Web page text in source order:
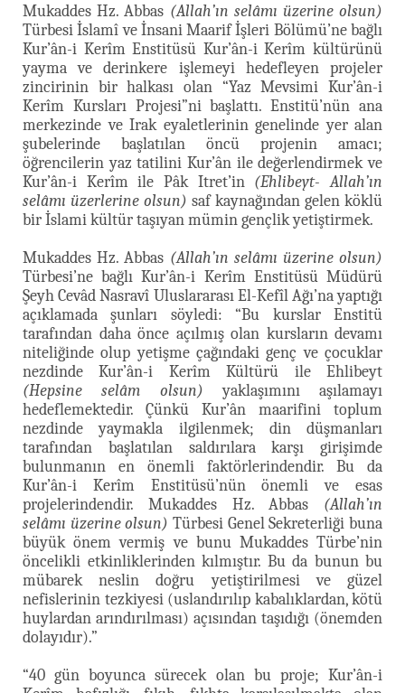
Mukaddes Hz. Abbas (Allah’ın selâmı üzerine olsun)
Türbesi İslamî ve İnsani Maarif İşleri Bölümü’ne bağlı
Kur’ân-i Kerîm Enstitüsü Kur’ân-i Kerîm kültürünü
yayma ve derinkere işlemeyi hedefleyen projeler
zincirinin bir halkası olan “Yaz Mevsimi Kur’ân-i
Kerîm Kursları Projesi”ni başlattı. Enstitü’nün ana
merkezinde ve Irak eyaletlerinin genelinde yer alan
şubelerinde başlatılan öncü projenin amacı;
öğrencilerin yaz tatilini Kur’ân ile değerlendirmek ve
Kur’ân-i Kerîm ile Pâk Itret’in (Ehlibeyt- Allah’ın
selâmı üzerlerine olsun) saf kaynağından gelen köklü
bir İslami kültür taşıyan mümin gençlik yetiştirmek.
Mukaddes Hz. Abbas (Allah’ın selâmı üzerine olsun)
Türbesi’ne bağlı Kur’ân-i Kerîm Enstitüsü Müdürü
Şeyh Cevâd Nasravî Uluslararası El-Kefîl Ağı’na yaptığı
açıklamada şunları söyledi: “Bu kurslar Enstitü
tarafından daha önce açılmış olan kursların devamı
niteliğinde olup yetişme çağındaki genç ve çocuklar
nezdinde Kur’ân-i Kerîm Kültürü ile Ehlibeyt
(Hepsine selâm olsun) yaklaşımını aşılamayı
hedeflemektedir. Çünkü Kur’ân maarifini toplum
nezdinde yaymakla ilgilenmek; din düşmanları
tarafından başlatılan saldırılara karşı girişimde
bulunmanın en önemli faktörlerindendir. Bu da
Kur’ân-i Kerîm Enstitüsü’nün önemli ve esas
projelerindendir. Mukaddes Hz. Abbas (Allah’ın
selâmı üzerine olsun) Türbesi Genel Sekreterliği buna
büyük önem vermiş ve bunu Mukaddes Türbe’nin
öncelikli etkinliklerinden kılmıştır. Bu da bunun bu
mübarek neslin doğru yetiştirilmesi ve güzel
nefislerinin tezkiyesi (uslandırılıp kabalıklardan, kötü
huylardan arındırılması) açısından taşıdığı (önemden
dolayıdır).”
“40 gün boyunca sürecek olan bu proje; Kur’ân-i